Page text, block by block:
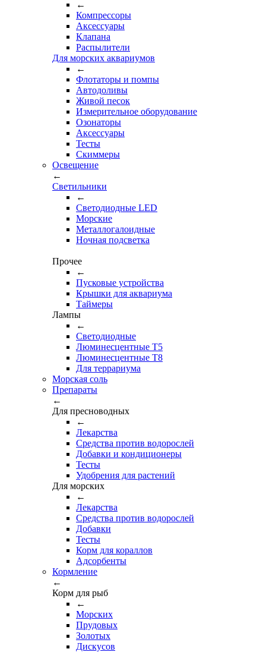
←
Компрессоры
Аксессуары
Клапана
Распылители
Для морских аквариумов
←
Флотаторы и помпы
Автодоливы
Живой песок
Измерительное оборудование
Озонаторы
Аксессуары
Тесты
Cкиммеры
Освещение
←
Светильники
←
Cветодиодные LED
Морские
Металлогалоидные
Ночная подсветка
Прочее
←
Пусковые устройства
Крышки для аквариума
Таймеры
Лампы
←
Светодиодные
Люминесцентные Т5
Люминесцентные Т8
Для террариума
Морская соль
Препараты
←
Для пресноводных
←
Лекарства
Средства против водорослей
Добавки и кондиционеры
Тесты
Удобрения для растений
Для морских
←
Лекарства
Средства против водорослей
Добавки
Тесты
Корм для кораллов
Адсорбенты
Кормление
←
Корм для рыб
←
Морских
Прудовых
Золотых
Дискусов